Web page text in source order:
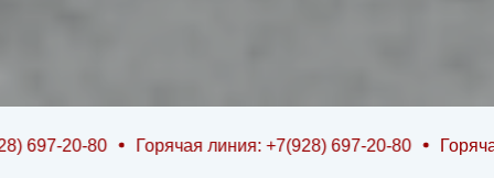
Горячая линия: +7(928) 697-20-80 Горячая линия: